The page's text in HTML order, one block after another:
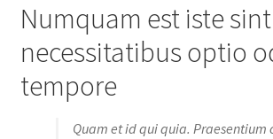
Numquam est iste
necessitatibus optio
tempore
Quam et id qui quia. Praesentium